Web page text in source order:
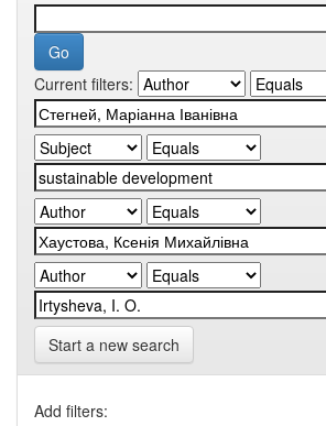
Current filters:
Start a new search
Add filters: